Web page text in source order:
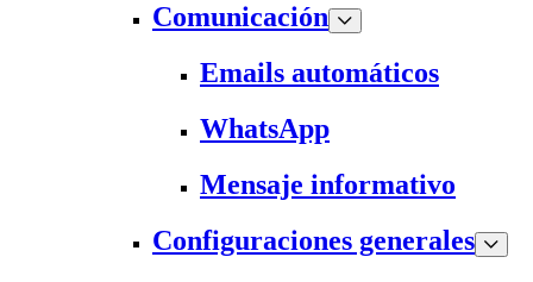
Comunicación
Emails automáticos
WhatsApp
Mensaje informativo
Configuraciones generales